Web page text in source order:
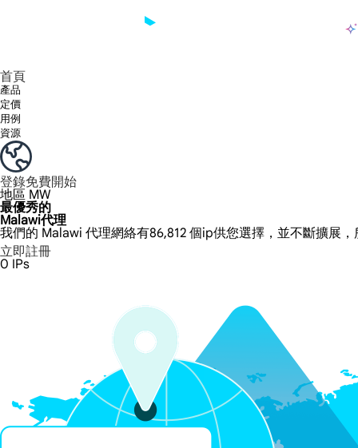
首頁
產品
定價
用例
資源
登錄免費開始
地區 MW
最優秀的
Malawi代理
我們的 Malawi 代理網絡有86,812 個ip供您選擇，並不斷擴展
立即註冊
0 IPs